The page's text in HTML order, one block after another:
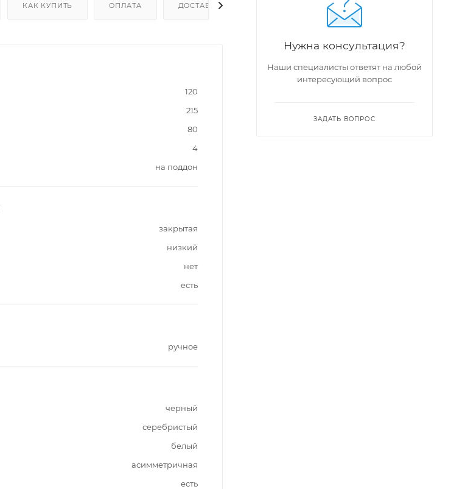
КАК КУПИТЬ ОПЛАТА ДОСТАВКА
120
215
80
4
на поддон
закрытая
низкий
нет
есть
ручное
черный
серебристый
белый
асимметричная
есть
Нужна консультация?
Наши специалисты ответят на любой
интересующий вопрос
ЗАДАТЬ ВОПРОС